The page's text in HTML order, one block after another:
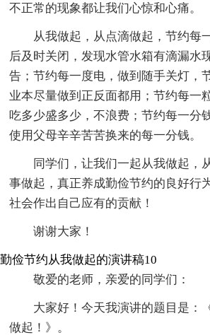
不正常的现象都让我们心惊和心痛。
从我做起，从点滴做起，节约每
后及时关闭，发现水管水箱有滴漏水
告；节约每一度电，做到随手关灯，
业本尽量做到正反面都用；节约每一
吃多少盛多少，不浪费；节约每一分
使用父母辛辛苦苦换来的每一分钱。
同学们，让我们一起从我做起，
事做起，真正养成勤俭节约的良好行
社会作出自己应有的贡献！
谢谢大家！
勤俭节约从我做起的演讲稿10
敬爱的老师，亲爱的同学们：
大家好！今天我演讲的题目是：
做起！》。